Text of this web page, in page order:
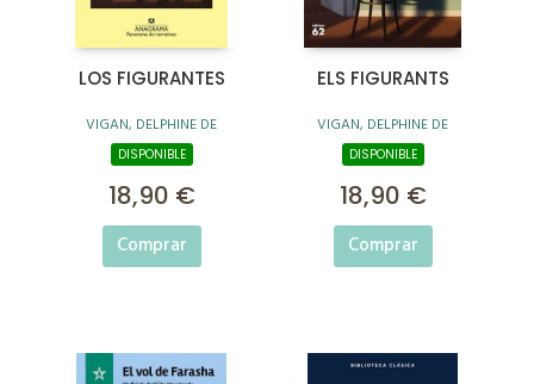
LOS FIGURANTES
VIGAN, DELPHINE DE
DISPONIBLE
18,90 €
Comprar
ELS FIGURANTS
VIGAN, DELPHINE DE
DISPONIBLE
18,90 €
Comprar